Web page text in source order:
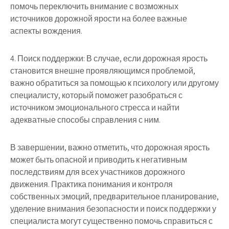
помочь переключить внимание с возможных
источников дорожной ярости на более важные
аспекты вождения.
4. Поиск поддержки: В случае, если дорожная ярость
становится внешне проявляющимся проблемой,
важно обратиться за помощью к психологу или другому
специалисту, который поможет разобраться с
источником эмоционального стресса и найти
адекватные способы справления с ним.
В завершении, важно отметить, что дорожная ярость
может быть опасной и приводить к негативным
последствиям для всех участников дорожного
движения. Практика понимания и контроля
собственных эмоций, предварительное планирование,
уделение внимания безопасности и поиск поддержки у
специалиста могут существенно помочь справиться с